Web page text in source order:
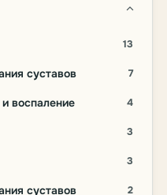
13
суставов 7
воспаление 4
3
3
суставов 2